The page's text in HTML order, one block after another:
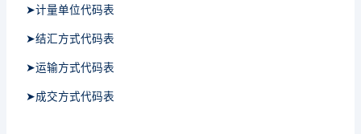
➤计量单位代码表
➤结汇方式代码表
➤运输方式代码表
➤成交方式代码表